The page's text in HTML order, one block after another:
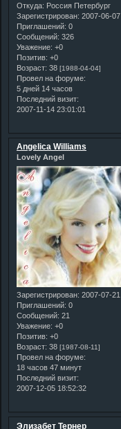
Откуда: Россия Петербург
Зарегистрирован: 2007-06-07
Приглашений: 0
Сообщений: 326
Уважение: +0
Позитив: +0
Возраст: 38 [1988-04-04]
Провел на форуме:
5 дней 14 часов
Последний визит:
2007-11-14 23:01:01
Angelica Williams
Lovely Angel
Зарегистрирован: 2007-07-21
Приглашений: 0
Сообщений: 21
Уважение: +0
Позитив: +0
Возраст: 38 [1987-08-11]
Провел на форуме:
18 часов 47 минут
Последний визит:
2007-12-05 18:52:32
Элизабет Тернер